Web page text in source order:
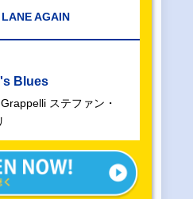
LANE AGAIN
Blues
ステファン・